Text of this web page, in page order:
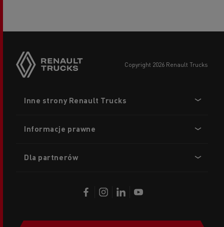
copyright 2026 Renault Trucks
menu
Inne strony Renault Trucks
Informacje prawne
Dla partnerów